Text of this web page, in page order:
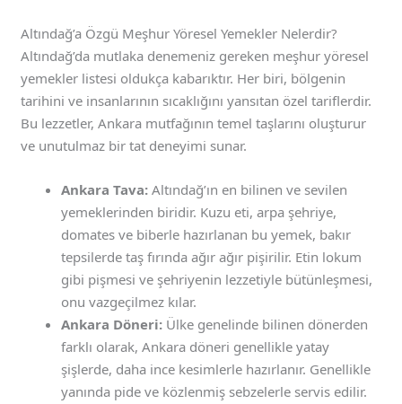
Altındağ’a Özgü Meşhur Yöresel Yemekler Nelerdir?
Altındağ’da mutlaka denemeniz gereken meşhur yöresel
yemekler listesi oldukça kabarıktır. Her biri, bölgenin
tarihini ve insanlarının sıcaklığını yansıtan özel tariflerdir.
Bu lezzetler, Ankara mutfağının temel taşlarını oluşturur
ve unutulmaz bir tat deneyimi sunar.
Ankara Tava: Altındağ’ın en bilinen ve sevilen
yemeklerinden biridir. Kuzu eti, arpa şehriye,
domates ve biberle hazırlanan bu yemek, bakır
tepsilerde taş fırında ağır ağır pişirilir. Etin lokum
gibi pişmesi ve şehriyenin lezzetiyle bütünleşmesi,
onu vazgeçilmez kılar.
Ankara Döneri: Ülke genelinde bilinen dönerden
farklı olarak, Ankara döneri genellikle yatay
şişlerde, daha ince kesimlerle hazırlanır. Genellikle
yanında pide ve közlenmiş sebzelerle servis edilir.